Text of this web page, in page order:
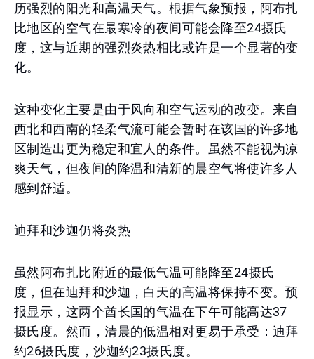
历强烈的阳光和高温天气。根据气象预报，阿布扎
比地区的空气在最寒冷的夜间可能会降至24摄氏
度，这与近期的强烈炎热相比或许是一个显著的变
化。
这种变化主要是由于风向和空气运动的改变。来自
西北和西南的轻柔气流可能会暂时在该国的许多地
区制造出更为稳定和宜人的条件。虽然不能视为凉
爽天气，但夜间的降温和清新的晨空气将使许多人
感到舒适。
迪拜和沙迦仍将炎热
虽然阿布扎比附近的最低气温可能降至24摄氏
度，但在迪拜和沙迦，白天的高温将保持不变。预
报显示，这两个酋长国的气温在下午可能高达37
摄氏度。然而，清晨的低温相对更易于承受：迪拜
约26摄氏度，沙迦约23摄氏度。